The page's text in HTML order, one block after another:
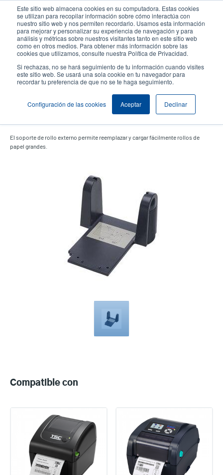
Este sitio web almacena cookies en su computadora. Estas cookies
se utilizan para recopilar información sobre cómo interactúa con
nuestro sitio web y nos permiten recordarlo. Usamos esta información
para mejorar y personalizar su experiencia de navegación y para
análisis y métricas sobre nuestros visitantes tanto en este sitio web
como en otros medios. Para obtener más información sobre las
cookies que utilizamos, consulte nuestra Política de Privacidad.
Si rechazas, no se hará seguimiento de tu información cuando visites
este sitio web. Se usará una sola cookie en tu navegador para
recordar tu preferencia de que no se te haga seguimiento.
Configuración de las cookies Aceptar Declinar
contenido
principal
User
account
menu
User
Header
Selector de productos
Montaje de rollo externo
El soporte de rollo externo permite reemplazar y cargar fácilmente rollos de
papel grandes.
with
Compatible con